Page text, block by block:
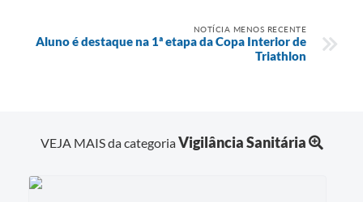
NOTÍCIA MENOS RECENTE
Aluno é destaque na 1ª etapa da Copa Interior de
Triathlon
VEJA MAIS da categoriaVigilância Sanitária